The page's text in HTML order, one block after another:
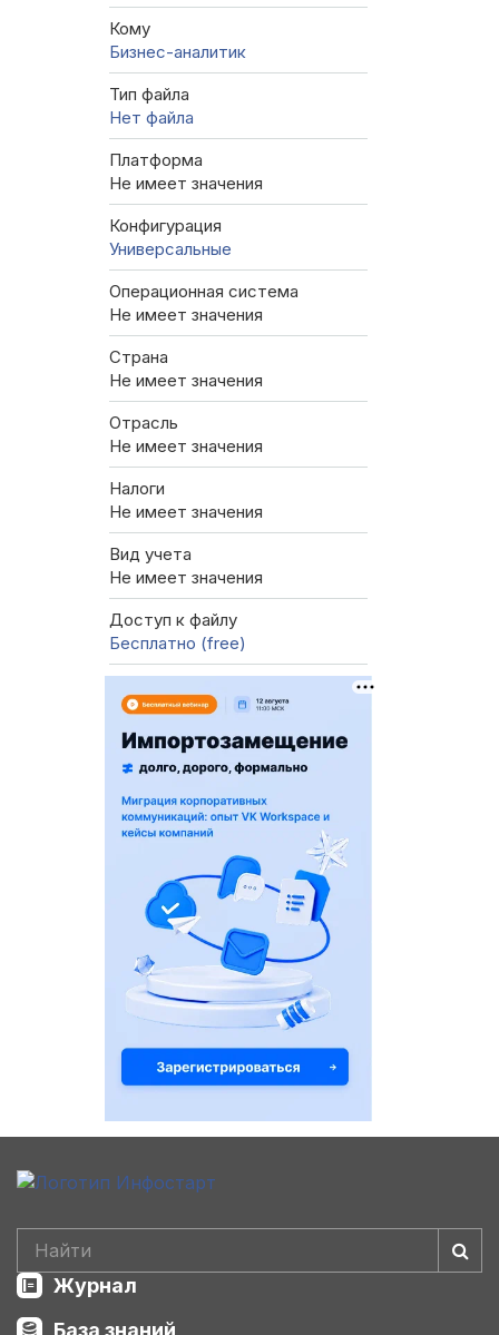
Кому
Бизнес-аналитик
Тип файла
Нет файла
Платформа
Не имеет значения
Конфигурация
Универсальные
Операционная система
Не имеет значения
Страна
Не имеет значения
Отрасль
Не имеет значения
Налоги
Не имеет значения
Вид учета
Не имеет значения
Доступ к файлу
Бесплатно (free)
Журнал
База знаний